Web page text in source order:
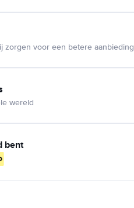
zorgen voor een betere aanbieding
wereld
bent